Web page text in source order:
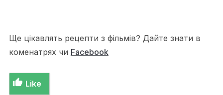
Ще цікавлять рецепти з фільмів? Дайте знати в
коменатрях чи Facebook
Like